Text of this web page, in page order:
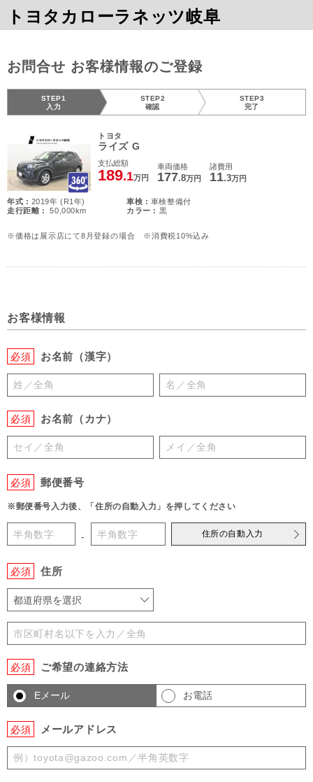
トヨタカローラネッツ岐阜
お問合せ お客様情報のご登録
STEP1
入力
STEP2
確認
STEP3
完了
トヨタ
ライズ G
支払総額
189.1万円
車両価格
177.8万円
諸費用
11.3万円
年式 : 2019年 (R1年) 車検 : 車検整備付
走行距離 :
50,000km カラー : 黒
※価格は展示店にて8月登録の場合 ※消費税10%込み
お客様情報
必須 お名前（漢字）
必須 お名前（カナ）
必須 郵便番号
※郵便番号入力後、「住所の自動入力」を押してください
- 住所の自動入力
必須 住所
都道府県を選択
必須 ご希望の連絡方法
Eメール お電話
必須 メールアドレス